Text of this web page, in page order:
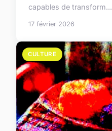
capables de transform...
17 février 2026
CULTURE